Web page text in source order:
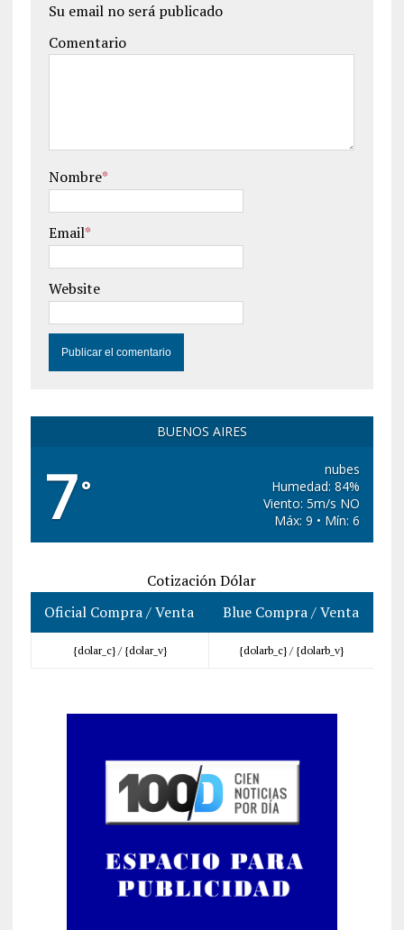
Su email no será publicado
Comentario
Nombre*
Email*
Website
BUENOS AIRES
7°
nubes
Humedad: 84%
Viento: 5m/s NO
Máx: 9 • Mín: 6
Cotización Dólar
Oficial Compra / Venta
Blue Compra / Venta
{dolar_c} / {dolar_v} {dolarb_c} / {dolarb_v}